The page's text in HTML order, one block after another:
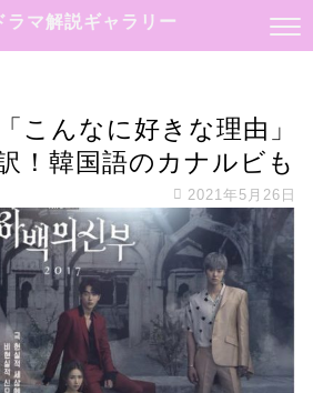
ラマ解説ギャラリー
こんなに好きな理由」
！韓国語のカナルビも
2021年5月26日